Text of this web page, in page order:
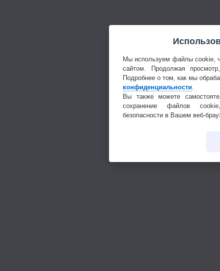
Мы используем файлы cookie,
сайтом. Продолжая
Подробнее о том, как мы
конфиденциальности
Вы также можете
сохранение файлов
безопасности в Вашем веб-